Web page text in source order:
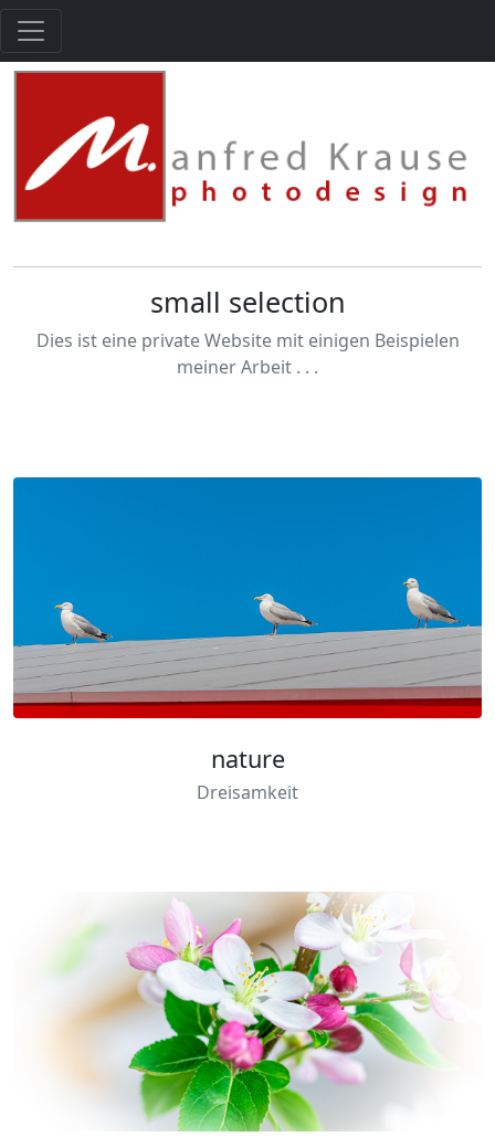
small selection
Dies ist eine private Website mit einigen Beispielen
meiner Arbeit . . .
nature
Dreisamkeit